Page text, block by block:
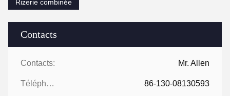
Contacts
Contacts: Mr. Allen
Téléphone: 86-130-08130593
Rizerie combinée